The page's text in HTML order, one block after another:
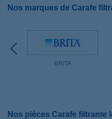
Nos marques de Carafe
BRITA
Nos pièces Carafe filtrante